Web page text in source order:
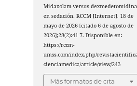
Midazolam versus dexmedetomidina
en sedación. RCCM [Internet]. 18 de
mayo de 2026 [citado 6 de agosto de
2026];28(2):41-7. Disponible en:
https://rccm-
umss.com/index.php/
cienciamedica/article/view/243
Más formatos de cita